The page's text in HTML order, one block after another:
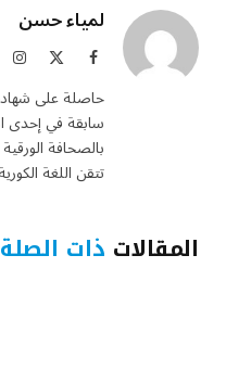
لمياء حسن
فيسبوك
حاصلة على
سابقة في إحدى
تتقن اللغة
المقالات ذات الصلة